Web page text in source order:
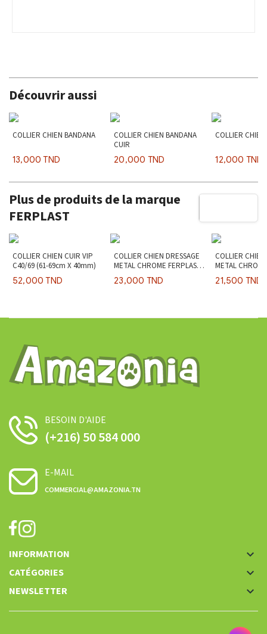
Découvrir aussi
COLLIER CHIEN BANDANA
13,000 TND
COLLIER CHIEN BANDANA
CUIR
20,000 TND
COLLIER
12,000 TND
Plus de produits de la marque
FERPLAST
COLLIER CHIEN CUIR VIP
C40/69 (61-69cm X 40mm)
52,000 TND
COLLIER CHIEN DRESSAGE
METAL CHROME FERPLAST
CSP
23,000 TND
COLLIER CHIEN
METAL
CSS
21,500 TND
BESOIN D'AIDE
(+216) 50 584 000
E-MAIL
COMMERCIAL@AMAZONIA.TN
INFORMATION keyboard_arrow_down
CATÉGORIES keyboard_arrow_down
NEWSLETTER keyboard_arrow_down